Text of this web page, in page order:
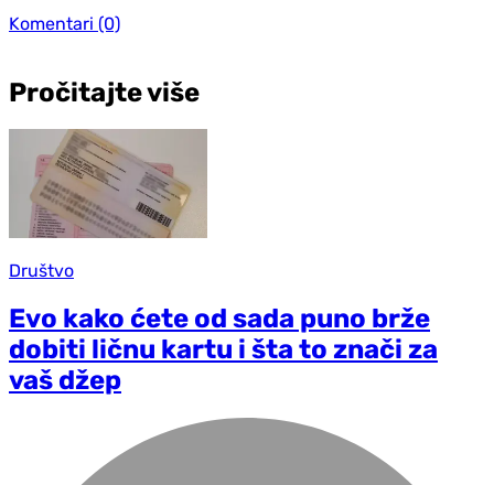
Komentari (0)
Pročitajte više
Društvo
Evo kako ćete od sada puno brže
dobiti ličnu kartu i šta to znači za
vaš džep